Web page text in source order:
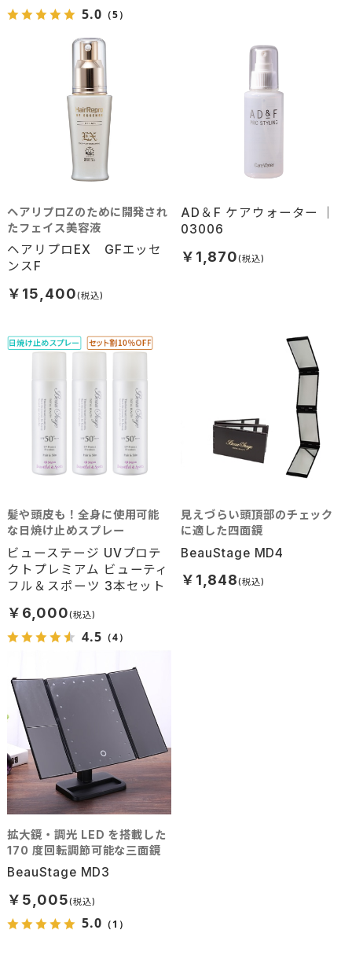
5.0 （5）
ヘアリプロEX GFエッセ
ンスF
ヘアリプロZのために開発され
たフェイス美容液
￥15,400
AD＆F ケアウォーター ｜
03006
￥1,870
ビューステージ UVプロテ
クトプレミアム ビューティ
フル＆スポーツ 3本セット
髪や頭皮も！全身に使用可能
な日焼け止めスプレー
￥6,000
4.5 （4）
BeauStage MD4
見えづらい頭頂部のチェック
に適した四面鏡
￥1,848
BeauStage MD3
拡大鏡・調光 LED を搭載した
170 度回転調節可能な三面鏡
￥5,005
5.0 （1）